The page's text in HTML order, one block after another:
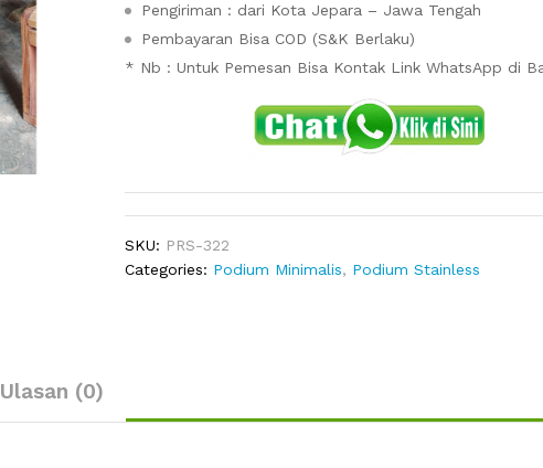
Pengiriman : dari Kota Jepara – Jawa Tengah
Pembayaran Bisa COD (S&K Berlaku)
* Nb : Untuk Pemesan Bisa Kontak Link WhatsApp di
SKU: PRS-322
Categories: Podium Minimalis, Podium Stainless
Ulasan (0)